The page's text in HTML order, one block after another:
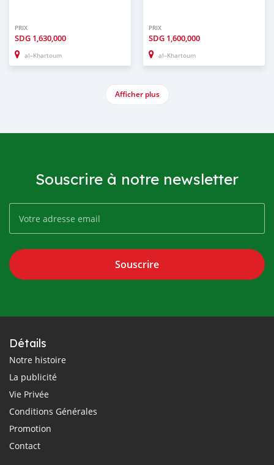
PRIX
SDG 1,630,000
al–Khartoum
PRIX
SDG 1,600,000
al–Khartoum
Afficher plus
Souscrire à notre newsletter
Souscrire
Détails
Notre histoire
La publicité
Vie Privée
Conditions Générales
Promotion
Contact